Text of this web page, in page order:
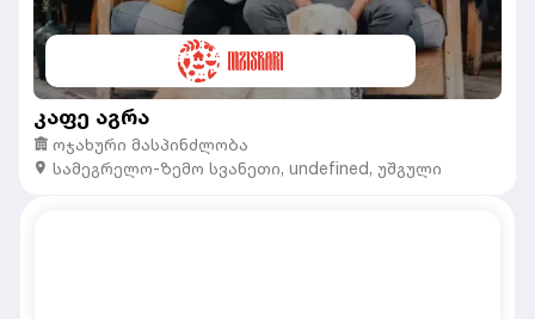
კაფე აგრა
ოჯახური მასპინძლობა
სამეგრელო-ზემო სვანეთი, undefined, უშგული